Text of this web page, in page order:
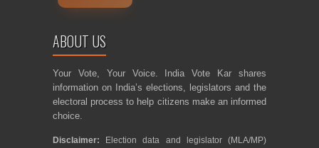
ABOUT US
Your Vote, Your Voice. India Vote Kar shares
information on India’s elections, legislators and the
electoral process to help citizens make an informed
choice.
Disclaimer: Election data and legislator (MLA/MP)